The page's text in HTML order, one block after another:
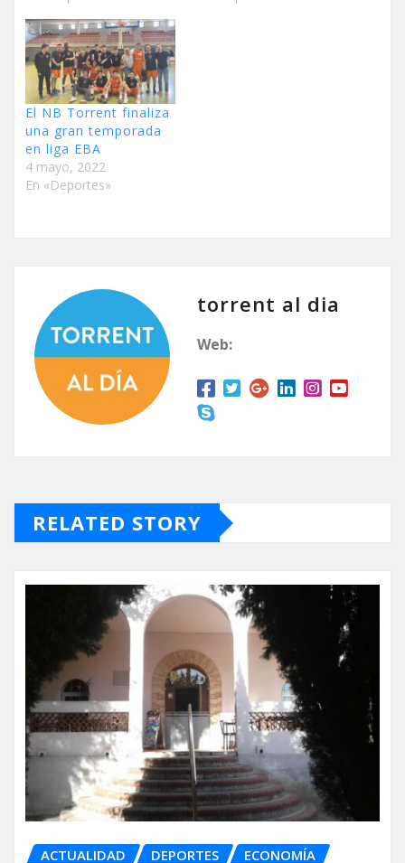
El NB Torrent finaliza
una gran temporada
en liga EBA
4 mayo, 2022
En «Deportes»
torrent al dia
Web:
RELATED STORY
ACTUALIDAD DEPORTES ECONOMÍA